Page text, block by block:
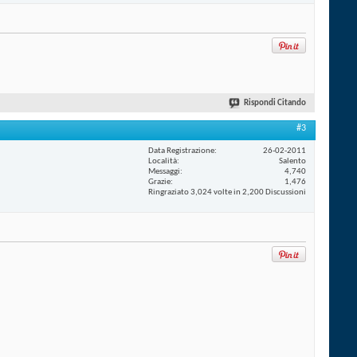
Rispondi Citando
#3
Data Registrazione
26-02-2011
Località
Salento
Messaggi
4,740
Grazie
1,476
Ringraziato 3,024 volte in 2,200 Discussioni